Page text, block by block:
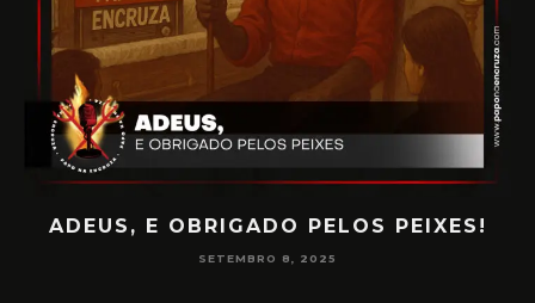
ADEUS, E OBRIGADO PELOS PEIXES!
SETEMBRO 8, 2025